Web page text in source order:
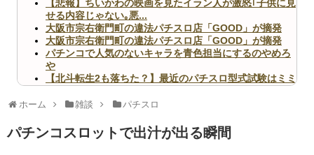
【悲報】ちいかわの映画を見たイラン人が激怒｢子供に見
せる内容じゃない｡悪...
大阪市宗右衛門町の違法パチスロ店「GOOD」が摘発
大阪市宗右衛門町の違法パチスロ店「GOOD」が摘発
パチンコで人気のないキャラを青色担当にするのやめろ
や
【北斗転生2も落ちた？】最近のパチスロ型式試験はミミ
無職のパチンコカス(22)なんやが、ワイの人生どれくら
AngelBeats!とかいうクソアニメの思い出ｗｗｗ
ホーム 雑談 パチスロ
パチンコスロットで出汁が出る瞬間